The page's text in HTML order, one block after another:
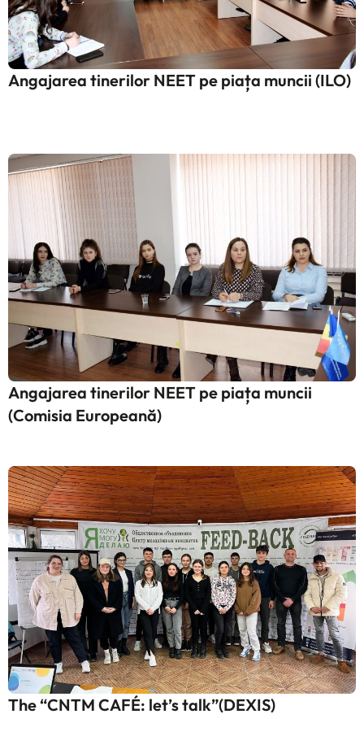
Angajarea tinerilor NEET pe piața muncii (ILO)
Angajarea tinerilor NEET pe piața muncii
(Comisia Europeană)
The “CNTM CAFÉ: let’s talk”(DEXIS)